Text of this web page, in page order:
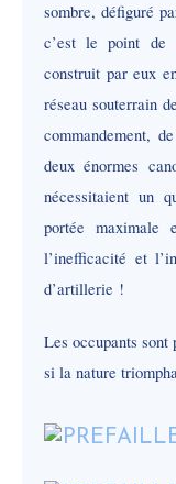
sombre, défiguré
c’est le point de
construit par eux
réseau souterrain
commandement,
deux énormes
nécessitaient un
portée
l’inefficacité et
d’artillerie !
Les occupants sont
si la nature